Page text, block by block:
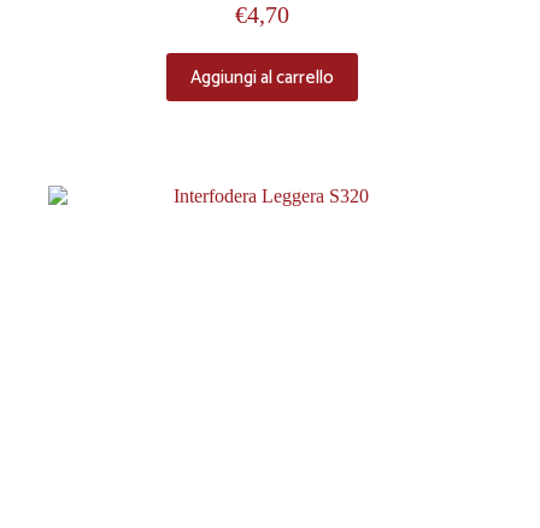
€4,70
Aggiungi al carrello